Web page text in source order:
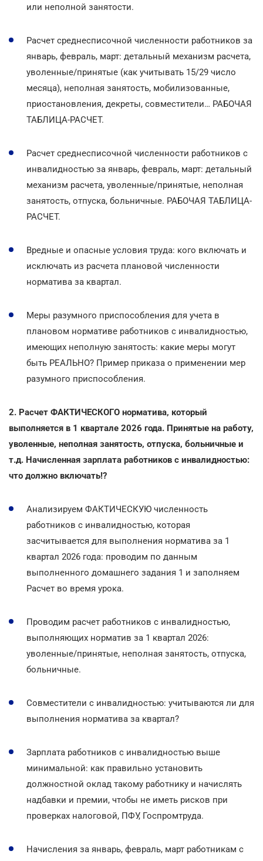
или неполной занятости.
Расчет среднесписочной численности работников за
январь, февраль, март: детальный механизм расчета,
уволенные/принятые (как учитывать 15/29 число
месяца), неполная занятость, мобилизованные,
приостановления, декреты, совместители… РАБОЧАЯ
ТАБЛИЦА-РАСЧЕТ.
Расчет среднесписочной численности работников с
инвалидностью за январь, февраль, март: детальный
механизм расчета, уволенные/принятые, неполная
занятость, отпуска, больничные. РАБОЧАЯ ТАБЛИЦА-
РАСЧЕТ.
Вредные и опасные условия труда: кого включать и
исключать из расчета плановой численности
норматива за квартал.
Меры разумного приспособления для учета в
плановом нормативе работников с инвалидностью,
имеющих неполную занятость: какие меры могут
быть РЕАЛЬНО? Пример приказа о применении мер
разумного приспособления.
2. Расчет ФАКТИЧЕСКОГО норматива, который
выполняется в 1 квартале 2026 года. Принятые на работу,
уволенные, неполная занятость, отпуска, больничные и
т.д. Начисленная зарплата работников с инвалидностью:
что должно включать!?
Анализируем ФАКТИЧЕСКУЮ численность
работников с инвалидностью, которая
засчитывается для выполнения норматива за 1
квартал 2026 года: проводим по данным
выполненного домашнего задания 1 и заполняем
Расчет во время урока.
Проводим расчет работников с инвалидностью,
выполняющих норматив за 1 квартал 2026:
уволенные/принятые, неполная занятость, отпуска,
больничные.
Совместители с инвалидностью: учитываются ли для
выполнения норматива за квартал?
Зарплата работников с инвалидностью выше
минимальной: как правильно установить
должностной оклад такому работнику и начислять
надбавки и премии, чтобы не иметь рисков при
проверках налоговой, ПФУ, Госпромтруда.
Начисления за январь, февраль, март работникам с